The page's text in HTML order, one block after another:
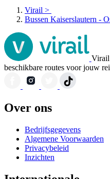
Virail >
Bussen Kaiserslautern -
Virail
beschikbare routes voor jouw
Over ons
Bedrijfsgegevens
Algemene Voorwaarden
Privacybeleid
Inzichten